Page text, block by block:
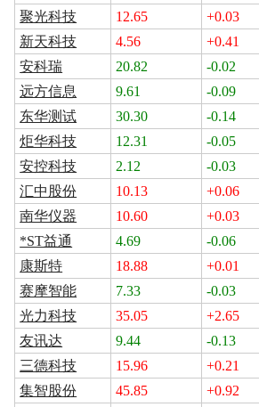
聚光科技
12.65 +0.03
新天科技
4.56 +0.41
安科瑞
20.82 -0.02
远方信息
9.61 -0.09
东华测试
30.30 -0.14
炬华科技
12.31 -0.05
安控科技
2.12 -0.03
汇中股份
10.13 +0.06
南华仪器
10.60 +0.03
*ST益通
4.69 -0.06
康斯特
18.88 +0.01
赛摩智能
7.33 -0.03
光力科技
35.05 +2.65
友讯达
9.44 -0.13
三德科技
15.96 +0.21
集智股份
45.85 +0.92